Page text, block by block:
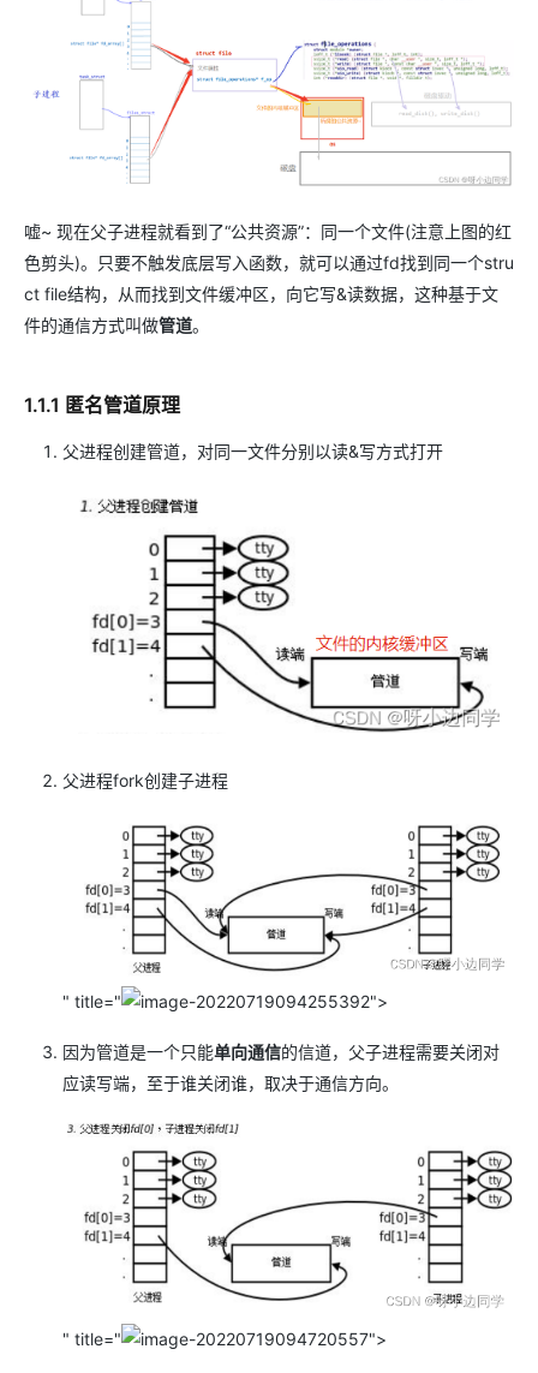
嘘~ 现在父子进程就看到了“公共资源”：同一个文件(注意上图的红
色剪头)。只要不触发底层写入函数，就可以通过fd找到同一个stru
ct file结构，从而找到文件缓冲区，向它写&读数据，这种基于文
件的通信方式叫做管道。
1.1.1 匿名管道原理
父进程创建管道，对同一文件分别以读&写方式打开
父进程fork创建子进程
" title=" ">
因为管道是一个只能单向通信的信道，父子进程需要关闭对
应读写端，至于谁关闭谁，取决于通信方向。
" title=" ">